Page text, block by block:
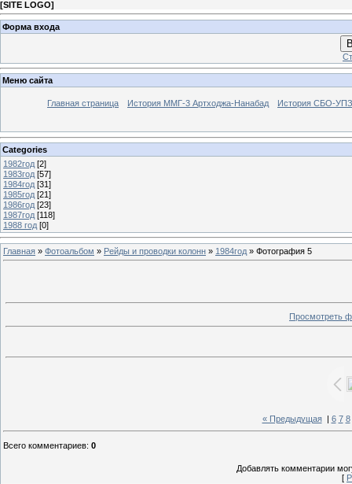
[SITE LOGO]
Форма входа
Меню сайта
Главная страница История ММГ-3 Артходжа-Нанабад История СБО-УПЗ
Categories
1982год [2]
1983год [57]
1984год [31]
1985год [21]
1986год [23]
1987год [118]
1988 год [0]
Главная » Фотоальбом » Рейды и проводки колонн » 1984год » Фотография 5
Просмотреть
« Предыдущая| 6 7 8
Всего комментариев: 0
Добавлять комментарии
[